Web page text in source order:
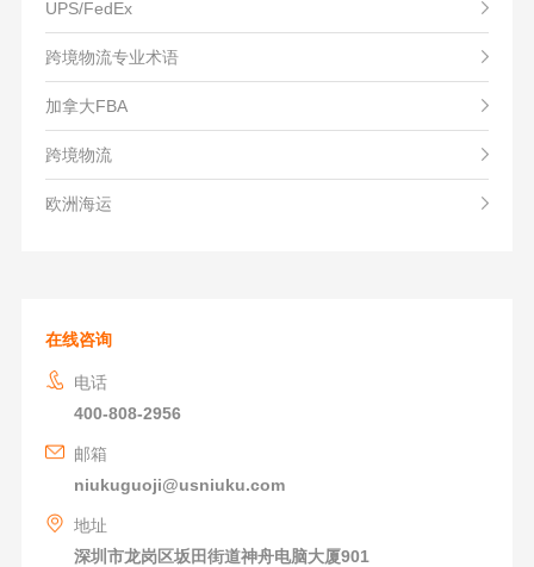
UPS/FedEx
跨境物流专业术语
加拿大FBA
跨境物流
欧洲海运
在线咨询
电话
400-808-2956
邮箱
niukuguoji@usniuku.com
地址
深圳市龙岗区坂田街道神舟电脑大厦901